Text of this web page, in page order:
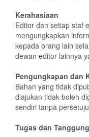
Kerahasiaan
Editor dan setiap staf
mengungkapkan
kepada orang lain
dewan editor lainnya
Pengungkapan dan
Bahan yang tidak
diajukan tidak boleh
sendiri tanpa
Tugas dan